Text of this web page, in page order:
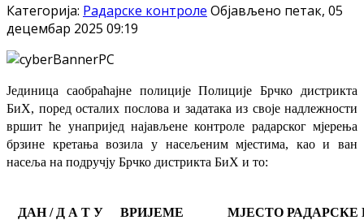
Категорија: Радарске контроле Објављено петак, 05
децембар 2025 09:19
Јединица саобраћајне полиције Полиције Брчко дистрикта
БиХ, поред осталих послова и задатака из своје надлежности
вршит ће унапријед најављене контроле радарског мјерења
брзине кретања возила у насељеним мјестима, као и ван
насеља на подручју Брчко дистрикта БиХ и то:
ДАН / Д А Т У
ВРИЈЕМЕ МЈЕСТО РАДАРСКЕ